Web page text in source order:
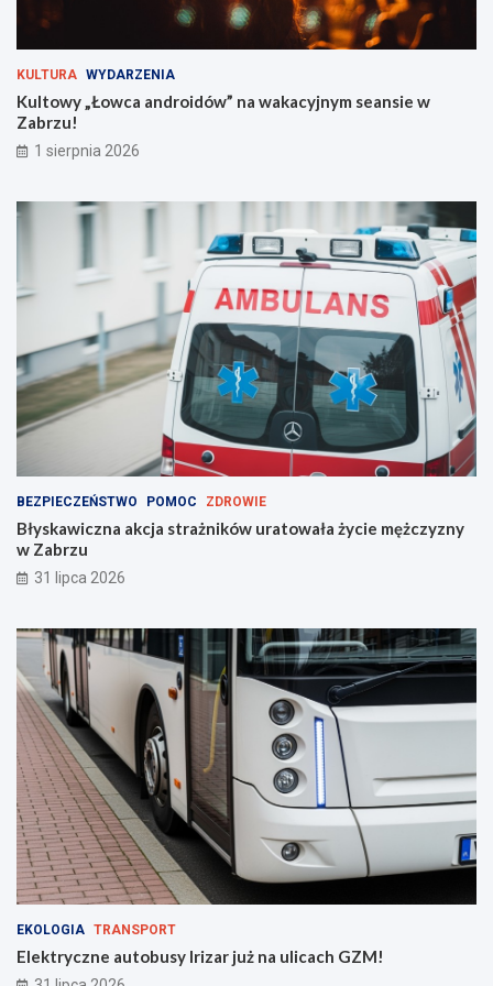
i
s
w
i
e
i
?
i
e
Z
a
b
u
KULTURA WYDARZENIA
Kultowy „Łowca androidów” na wakacyjnym seansie w
Zabrzu!
1 sierpnia 2026
BEZPIECZEŃSTWO POMOC ZDROWIE
Błyskawiczna akcja strażników uratowała życie mężczyzny
w Zabrzu
31 lipca 2026
EKOLOGIA TRANSPORT
Elektryczne autobusy Irizar już na ulicach GZM!